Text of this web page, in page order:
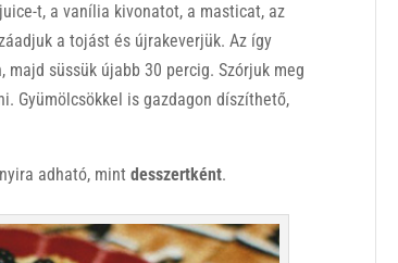
t, a vanília kivonatot, a masticat, az
a tojást és újrakeverjük. Az így
süssük újabb 30 percig. Szórjuk meg
Gyümölcsökkel is gazdagon díszíthető,
adható, mintdesszertként.